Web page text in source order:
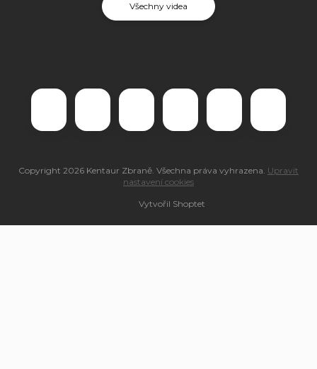
Všechny videa
Vytvořil Shoptet
Copyright 2026 Kentaur Zbraně. Všechna práva vyhrazena. Upravit
nastavení cookies